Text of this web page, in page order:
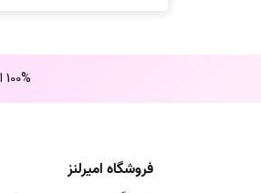
100% اورجینال
فروشگاه امیرلنز